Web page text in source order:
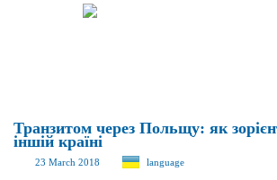
Транзитом через Польщу: як
іншій країні
23 March 2018 language